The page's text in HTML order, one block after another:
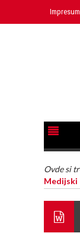
Impresum
Ovde si
Medijski